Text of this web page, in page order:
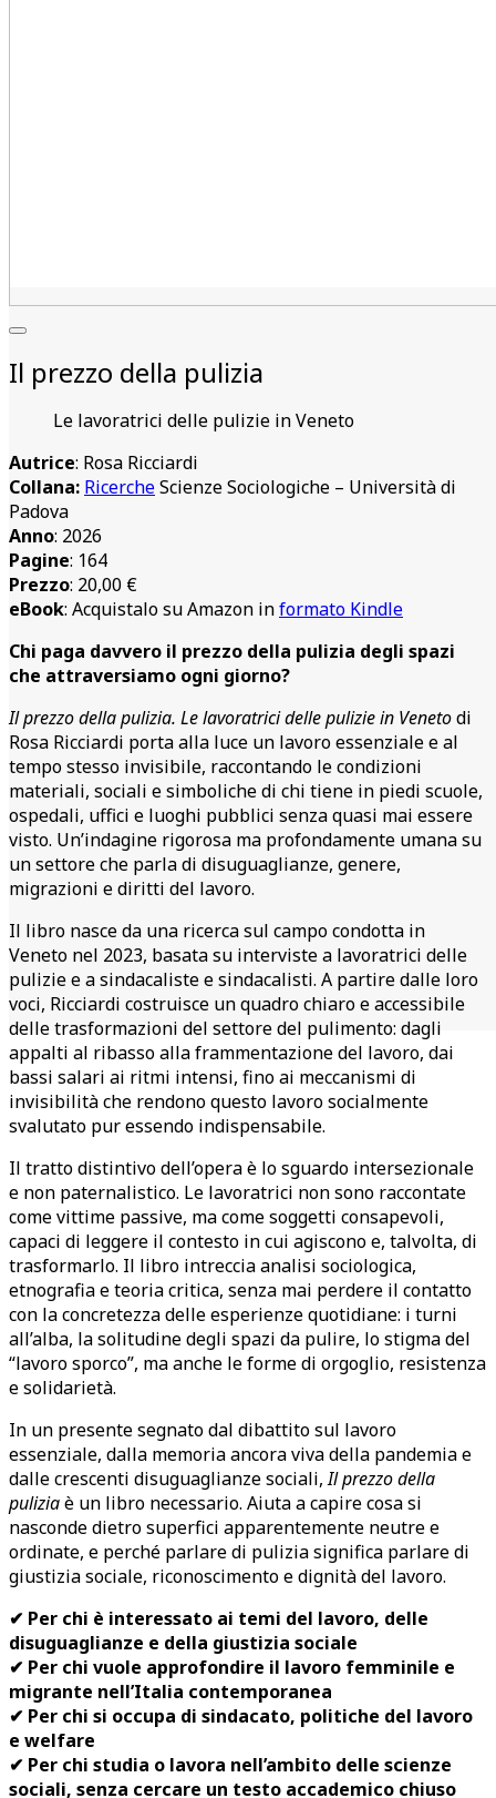
Il prezzo della pulizia
Le lavoratrici delle pulizie in Veneto
Autrice: Rosa Ricciardi
Collana: RicercheScienze Sociologiche – Università di
Padova
Anno: 2026
Pagine: 164
Prezzo: 20,00 €
eBook: Acquistalo su Amazon informato Kindle
Chi paga davvero il prezzo della pulizia degli spazi
che attraversiamo ogni giorno?
Il prezzo della pulizia. Le lavoratrici delle pulizie in Venetodi
Rosa Ricciardi porta alla luce un lavoro essenziale e al
tempo stesso invisibile, raccontando le condizioni
materiali, sociali e simboliche di chi tiene in piedi scuole,
ospedali, uffici e luoghi pubblici senza quasi mai essere
visto. Un’indagine rigorosa ma profondamente umana su
un settore che parla di disuguaglianze, genere,
migrazioni e diritti del lavoro.
Il libro nasce da una ricerca sul campo condotta in
Veneto nel 2023, basata su interviste a lavoratrici delle
pulizie e a sindacaliste e sindacalisti. A partire dalle loro
voci, Ricciardi costruisce un quadro chiaro e accessibile
delle trasformazioni del settore del pulimento: dagli
appalti al ribasso alla frammentazione del lavoro, dai
bassi salari ai ritmi intensi, fino ai meccanismi di
invisibilità che rendono questo lavoro socialmente
svalutato pur essendo indispensabile.
Il tratto distintivo dell’opera è lo sguardo intersezionale
e non paternalistico. Le lavoratrici non sono raccontate
come vittime passive, ma come soggetti consapevoli,
capaci di leggere il contesto in cui agiscono e, talvolta, di
trasformarlo. Il libro intreccia analisi sociologica,
etnografia e teoria critica, senza mai perdere il contatto
con la concretezza delle esperienze quotidiane: i turni
all’alba, la solitudine degli spazi da pulire, lo stigma del
“lavoro sporco”, ma anche le forme di orgoglio, resistenza
e solidarietà.
In un presente segnato dal dibattito sul lavoro
essenziale, dalla memoria ancora viva della pandemia e
dalle crescenti disuguaglianze sociali,Il prezzo della
puliziaè un libro necessario. Aiuta a capire cosa si
nasconde dietro superfici apparentemente neutre e
ordinate, e perché parlare di pulizia significa parlare di
giustizia sociale, riconoscimento e dignità del lavoro.
✔ Per chi è interessato ai temi del lavoro, delle
disuguaglianze e della giustizia sociale
✔ Per chi vuole approfondire il lavoro femminile e
migrante nell’Italia contemporanea
✔ Per chi si occupa di sindacato, politiche del lavoro
e welfare
✔ Per chi studia o lavora nell’ambito delle scienze
sociali, senza cercare un testo accademico chiuso